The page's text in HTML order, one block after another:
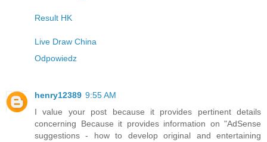
Result HK
Live Draw China
Odpowiedz
henry12389 9:55 AM
I value your post because it provides pertinent details
concerning Because it provides information on "AdSense
suggestions - how to develop original and entertaining